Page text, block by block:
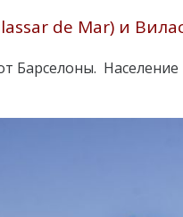
de Mar) и
Барселоны.